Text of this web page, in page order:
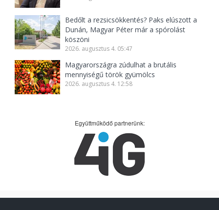
Bedőlt a rezsicsökkentés? Paks elúszott a
Dunán, Magyar Péter már a spórolást
köszöni
2026. augusztus 4. 05:47
Magyarországra zúdulhat a brutális
mennyiségű török gyümölcs
2026. augusztus 4. 12:58
Együttműködő partnerünk: